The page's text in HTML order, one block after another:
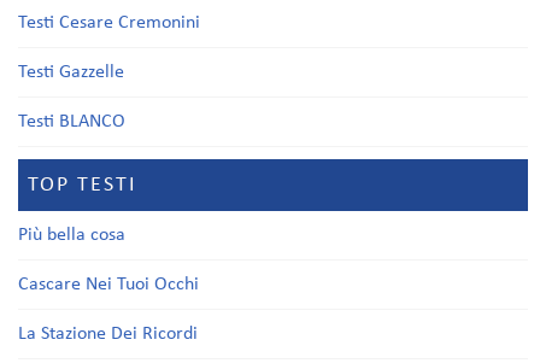
Testi Cesare Cremonini
Testi Gazzelle
Testi BLANCO
TOP TESTI
Più bella cosa
Cascare Nei Tuoi Occhi
La Stazione Dei Ricordi